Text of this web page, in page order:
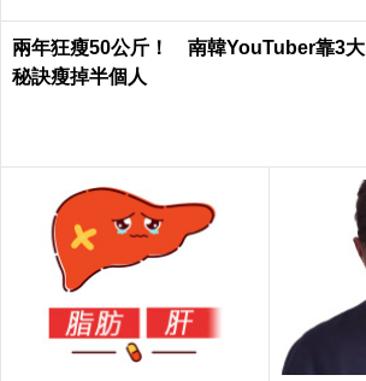
兩年狂瘦50公斤！ 南韓YouTuber靠3大
秘訣瘦掉半個人